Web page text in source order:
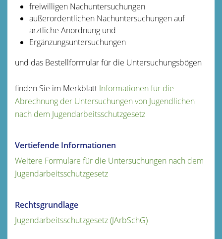
freiwilligen Nachuntersuchungen
außerordentlichen Nachuntersuchungen auf
ärztliche Anordnung und
Ergänzungsuntersuchungen
und das Bestellformular für die Untersuchungsbögen
finden Sie im Merkblatt Informationen für die
Abrechnung der Untersuchungen von Jugendlichen
nach dem Jugendarbeitsschutzgesetz
Vertiefende Informationen
Weitere Formulare für die Untersuchungen nach dem
Jugendarbeitsschutzgesetz
Rechtsgrundlage
Jugendarbeitsschutzgesetz(JArbSchG)